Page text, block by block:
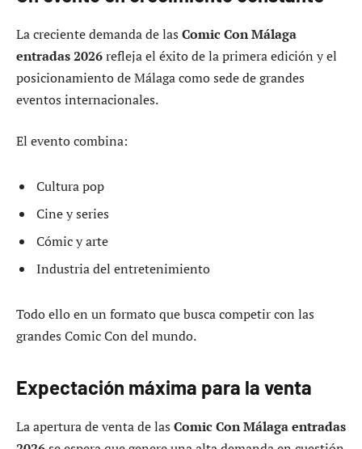
La creciente demanda de las Comic Con Málaga
entradas 2026refleja el éxito de la primera edición y el
posicionamiento de Málaga como sede de grandes
eventos internacionales.
El evento combina:
Cultura pop
Cine y series
Cómic y arte
Industria del entretenimiento
Todo ello en un formato que busca competir con las
grandes Comic Con del mundo.
Expectación máxima para la venta
La apertura de venta de las Comic Con Málaga entradas